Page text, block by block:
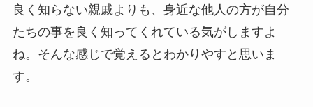
良く知らない親戚よりも、身近な他人の方が自分
たちの事を良く知ってくれている気がしますよ
ね。そんな感じで覚えるとわかりやすと思いま
す。